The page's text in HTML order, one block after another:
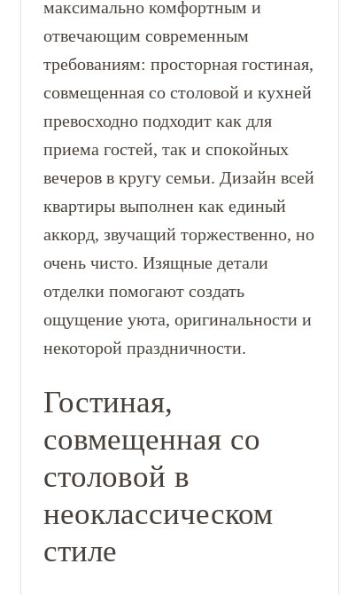
максимально комфортным и
отвечающим современным
требованиям: просторная гостиная,
совмещенная со столовой и кухней
превосходно подходит как для
приема гостей, так и спокойных
вечеров в кругу семьи. Дизайн всей
квартиры выполнен как единый
аккорд, звучащий торжественно, но
очень чисто. Изящные детали
отделки помогают создать
ощущение уюта, оригинальности и
некоторой праздничности.
Гостиная,
совмещенная со
столовой в
неоклассическом
стиле